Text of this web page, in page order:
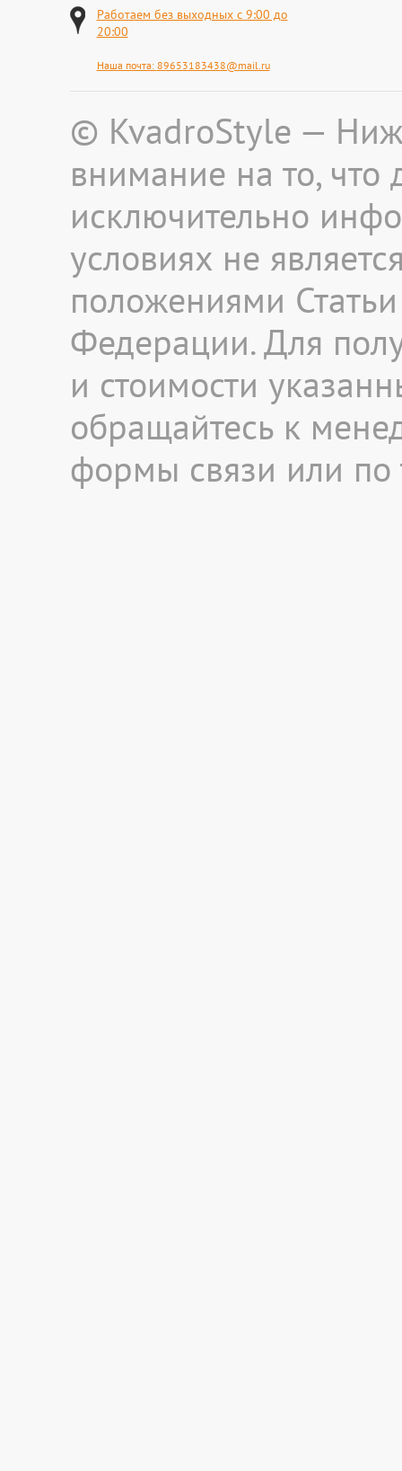
Работаем без выходных с 9:00 до
20:00
Наша почта: 89653183438@mail.ru
© KvadroStyle —
внимание на то, что
исключительно
условиях не
положениями
Федерации. Для
и стоимости
обращайтесь к
формы связи или по